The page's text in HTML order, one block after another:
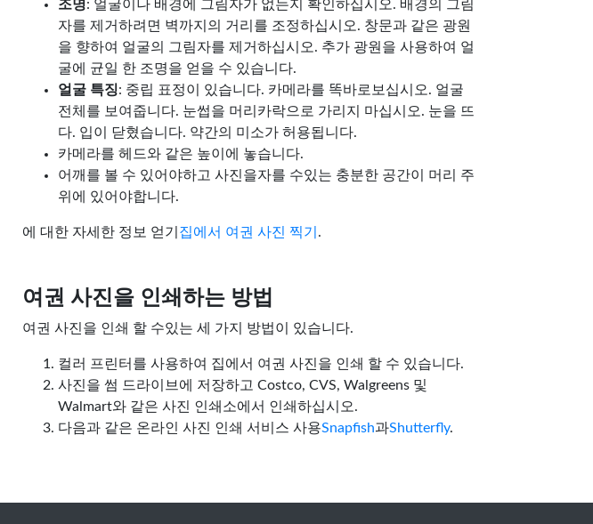
조명: 얼굴이나 배경에 그림자가 없는지 확인하십시오. 배경의 그림
자를 제거하려면 벽까지의 거리를 조정하십시오. 창문과 같은 광원
을 향하여 얼굴의 그림자를 제거하십시오. 추가 광원을 사용하여 얼
굴에 균일 한 조명을 얻을 수 있습니다.
얼굴 특징: 중립 표정이 있습니다. 카메라를 똑바로보십시오. 얼굴
전체를 보여줍니다. 눈썹을 머리카락으로 가리지 마십시오. 눈을 뜨
다. 입이 닫혔습니다. 약간의 미소가 허용됩니다.
카메라를 헤드와 같은 높이에 놓습니다.
어깨를 볼 수 있어야하고 사진을자를 수있는 충분한 공간이 머리 주
위에 있어야합니다.
에 대한 자세한 정보 얻기 집에서 여권 사진 찍기 .
여권 사진을 인쇄하는 방법
여권 사진을 인쇄 할 수있는 세 가지 방법이 있습니다.
컬러 프린터를 사용하여 집에서 여권 사진을 인쇄 할 수 있습니다.
사진을 썸 드라이브에 저장하고 Costco, CVS, Walgreens 및
Walmart와 같은 사진 인쇄소에서 인쇄하십시오.
다음과 같은 온라인 사진 인쇄 서비스 사용Snapfish과Shutterfly.